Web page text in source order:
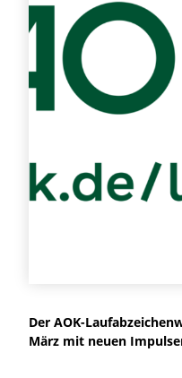
Der AOK-
März mit neuen